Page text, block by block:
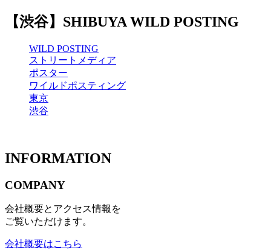
【渋谷】SHIBUYA WILD POSTING
WILD POSTING
ストリートメディア
ポスター
ワイルドポスティング
東京
渋谷
INFORMATION
COMPANY
会社概要とアクセス情報を
ご覧いただけます。
会社概要はこちら